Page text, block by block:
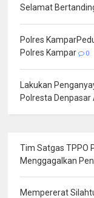
Selamat
Polres
Polres Kampar
0
Lakukan
Polresta
Tim Satgas TPPO
Menggagalkan
Mempererat